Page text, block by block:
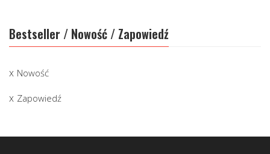
Bestseller / Nowość / Zapowiedź
Nowość
Zapowiedź